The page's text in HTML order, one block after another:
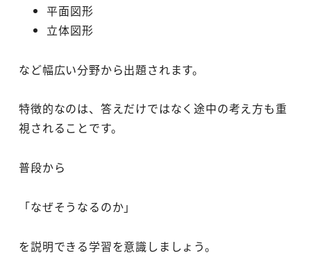
平面図形
立体図形
など幅広い分野から出題されます。
特徴的なのは、答えだけではなく途中の考え方も重
視されることです。
普段から
「なぜそうなるのか」
を説明できる学習を意識しましょう。